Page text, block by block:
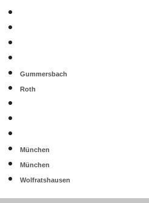
Gummersbach
Roth
München
München
Wolfratshausen